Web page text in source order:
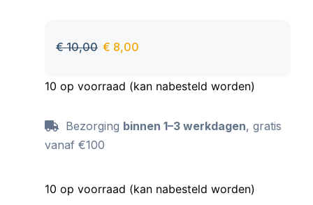
wasbeurten.
€10,00 € 8,00
10 op voorraad (kan nabesteld worden)
Bezorging binnen 1–3 werkdagen, gratis
vanaf €100
10 op voorraad (kan nabesteld worden)